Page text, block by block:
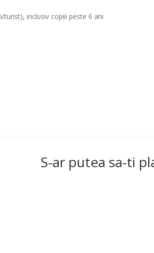
inclusiv copiii peste 6 ani
S-ar putea sa-ti